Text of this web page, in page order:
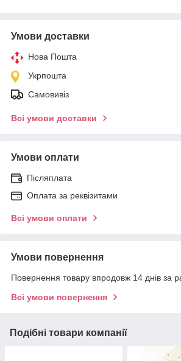
Умови доставки
Нова Пошта
Укрпошта
Самовивіз
Всі умови доставки
Умови оплати
Післяплата
Оплата за реквізитами
Всі умови оплати
Умови повернення
Повернення товару впродовж 14 днів за
Всі умови повернення
Подібні товари компанії